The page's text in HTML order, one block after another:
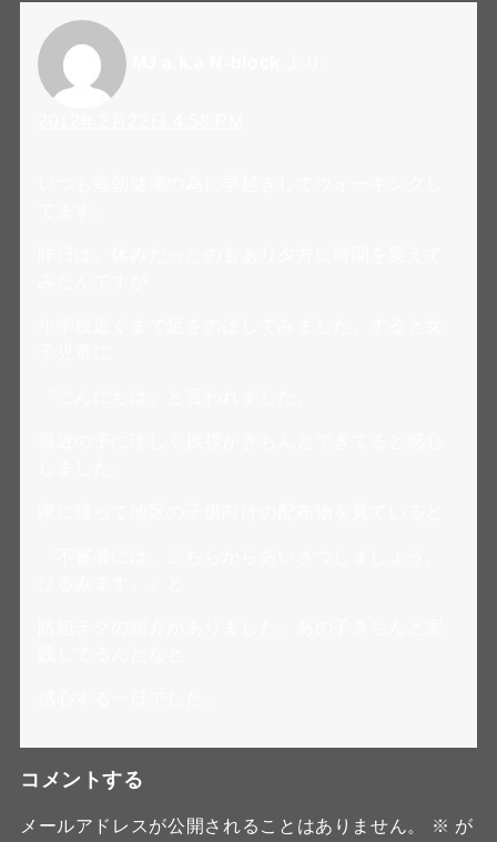
コメントする
メールアドレスが公開されることはありません。 ※ が